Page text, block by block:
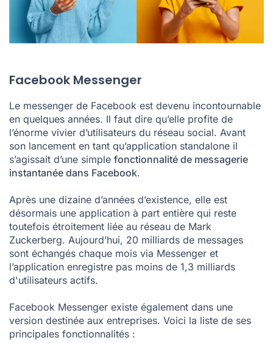
Facebook Messenger
Le messenger de Facebook est devenu incontournable
en quelques années. Il faut dire qu’elle profite de
l’énorme vivier d’utilisateurs du réseau social. Avant
son lancement en tant qu’application standalone il
s’agissait d’une simple fonctionnalité de messagerie
instantanée dans Facebook.
Après une dizaine d’années d’existence, elle est
désormais une application à part entière qui reste
toutefois étroitement liée au réseau de Mark
Zuckerberg. Aujourd’hui, 20 milliards de messages
sont échangés chaque mois via Messenger et
l’application enregistre pas moins de 1,3 milliards
d'utilisateurs actifs.
Facebook Messenger existe également dans une
version destinée aux entreprises. Voici la liste de ses
principales fonctionnalités :